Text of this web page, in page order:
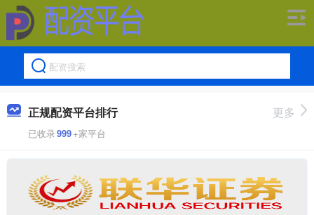
正规配资平台排行
已收录999+家平台
更多